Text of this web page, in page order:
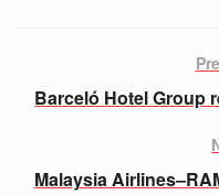
Barceló Hotel Group
Malaysia